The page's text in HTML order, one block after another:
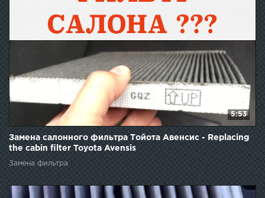
5:53
Замена салонного фильтра Тойота Авенсис - Replacing
the cabin filter Toyota Avensis
Замена фильтра